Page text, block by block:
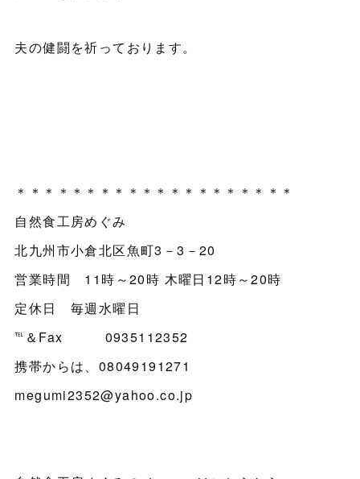
夫の健闘を祈っております。
＊＊＊＊＊＊＊＊＊＊＊＊＊＊＊＊＊＊＊＊
自然食工房めぐみ
北九州市小倉北区魚町3－3－20
営業時間 11時～20時 木曜日12時～20時
定休日 毎週水曜日
℡＆Fax 0935112352
携帯からは、08049191271
megumi2352@yahoo.co.jp